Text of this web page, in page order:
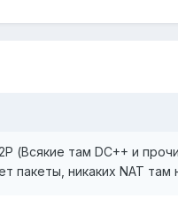
(Всякие там DC++ и
пакеты, никаких NAT